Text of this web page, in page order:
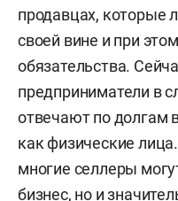
продавцах, которые
своей вине и при
обязательства.
предприниматели в
отвечают по долгам
как физические
многие селлеры
бизнес, но и